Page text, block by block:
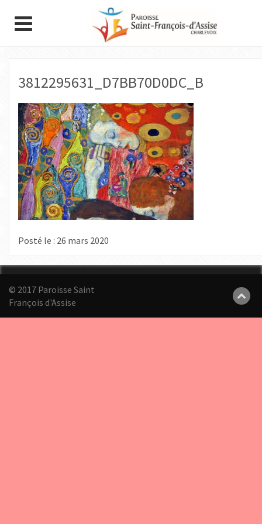
3812295631_D7BB70D0DC_B
Posté le : 26 mars 2020
© 2017 Paroisse Saint
François d'Assise